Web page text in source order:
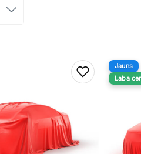
Pievienot
Jauns
Laba